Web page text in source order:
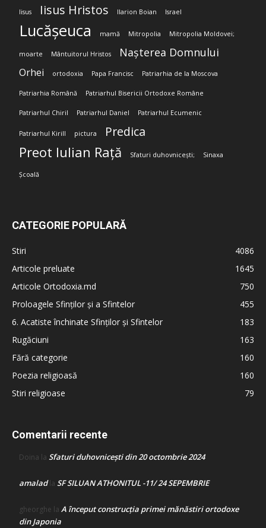
Iisus Iisus Hristos Ilarion Boian Israel
Lucășeuca mamă Mitropolia Mitropolia Moldovei;
moarte Mântuitorul Hristos Nașterea Domnului
Orhei ortodoxia Papa Francisc Patriarhia de la Moscova
Patriarhia Română Patriarhul Bisericii Ortodoxe Române
Patriarhul Chiril Patriarhul Daniel Patriarhul Ecumenic
Patriarhul Kirill pictura Predica
Preot Iulian Rață Sfaturi duhovnicești; Sinaxa
Școală
CATEGORIE POPULARĂ
Stiri
4086
Articole preluate
1645
Articole Ortodoxia.md
750
Proloagele Sfinților și a Sfintelor
455
6. Acatiste închinate Sfinților și Sfintelor
183
Rugăciuni
163
Fără categorie
160
Poezia religioasă
160
Stiri religioase
79
Comentarii recente
Doina la Sfaturi duhovnicești din 20 octombrie 2024
amaladla SF SILUAN ATHONITUL -11/ 24 SEPEMBRIE
gheorghe la A început construcţia primei mănăstiri ortodoxe
din Japonia